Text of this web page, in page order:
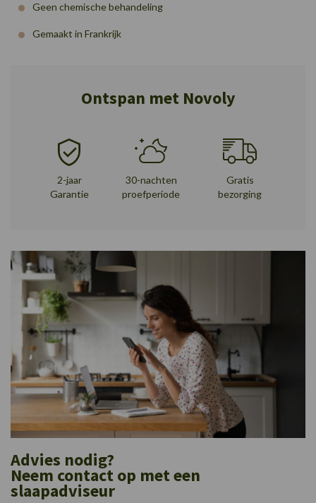
Geen chemische behandeling
Gemaakt in Frankrijk
Ontspan met Novoly
2-jaar
Garantie
30-nachten
proefperiode
Gratis
bezorging
Advies nodig?
Neem contact op met een
slaapadviseur